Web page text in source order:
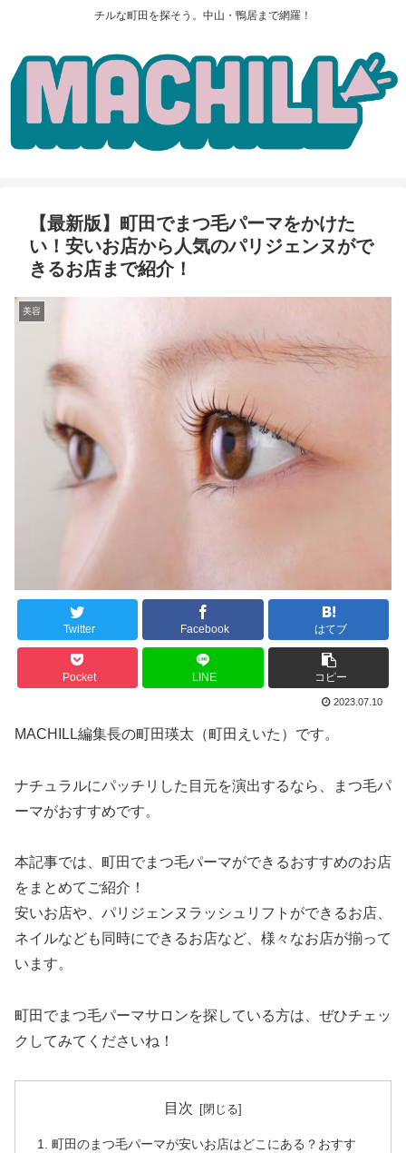
チルな町田を探そう。中山・鴨居まで網羅！
【最新版】町田でまつ毛パーマをかけた
い！安いお店から人気のパリジェンヌがで
きるお店まで紹介！
美容
Twitter Facebook はてブ
Pocket LINE コピー
2023.07.10
MACHILL編集長の町田瑛太（町田えいた）です。
ナチュラルにパッチリした目元を演出するなら、まつ毛パ
ーマがおすすめです。
本記事では、町田でまつ毛パーマができるおすすめのお店
をまとめてご紹介！
安いお店や、パリジェンヌラッシュリフトができるお店、
ネイルなども同時にできるお店など、様々なお店が揃って
います。
町田でまつ毛パーマサロンを探している方は、ぜひチェッ
クしてみてくださいね！
目次
町田のまつ毛パーマが安いお店はどこにある？おすす